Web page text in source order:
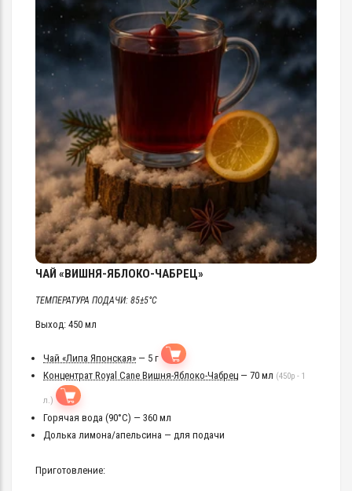
ЧАЙ «ВИШНЯ-ЯБЛОКО-ЧАБРЕЦ»
ТЕМПЕРАТУРА ПОДАЧИ: 85±5°C
Выход: 450 мл
Чай «Липа Японская» — 5 г
Концентрат Royal Cane Вишня-Яблоко-Чабрец — 70 мл (450р - 1
л.)
Горячая вода (90°C) — 360 мл
Долька лимона/апельсина — для подачи
Приготовление: